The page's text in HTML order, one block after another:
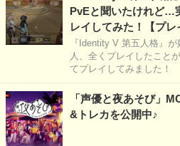
PvEと聞いたけれど…
レイしてみた！【プレ
『Identity V 第五人格』
人、全くプレイしたこと
てプレイしてみました！
「声優と夜あそび」
&トレカを公開中♪